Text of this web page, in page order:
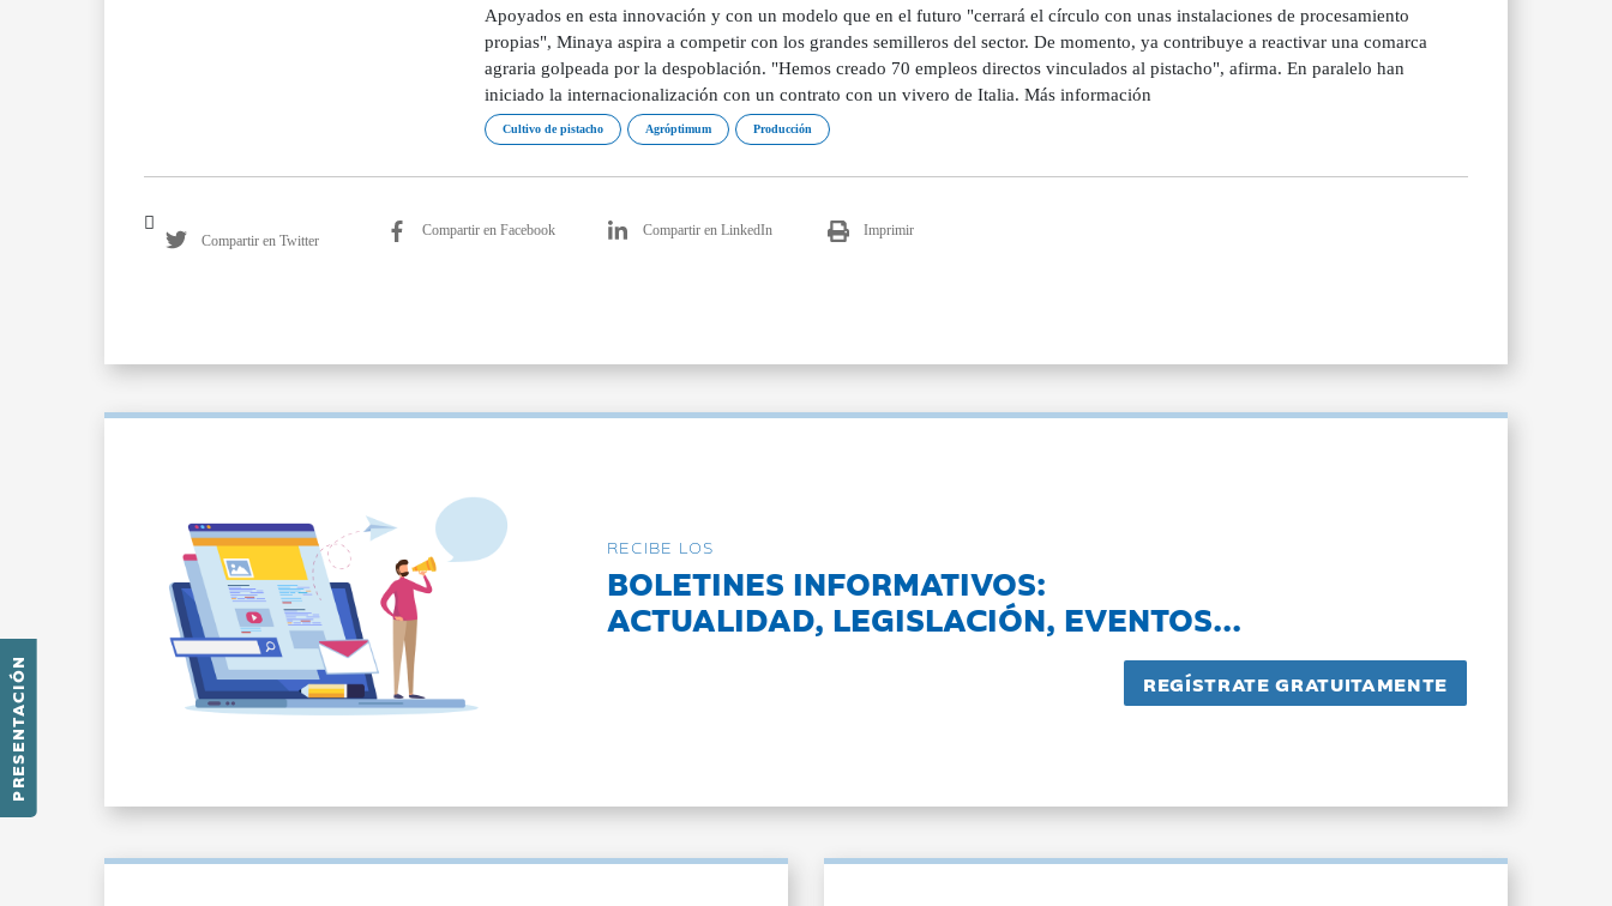
PRESENTACIÓN
Apoyados en esta innovación y con un modelo que en el futuro "cerrará el círculo con unas instalaciones de procesamiento
propias", Minaya aspira a competir con los grandes semilleros del sector. De momento, ya contribuye a reactivar una comarca
agraria golpeada por la despoblación. "Hemos creado 70 empleos directos vinculados al pistacho", afirma. En paralelo han
iniciado la internacionalización con un contrato con un vivero de Italia. Más información
Cultivo de pistacho Agróptimum Producción
Compartir en Twitter
Compartir en Facebook Compartir en LinkedIn Imprimir
RECIBE LOS
BOLETINES INFORMATIVOS:
ACTUALIDAD, LEGISLACIÓN, EVENTOS...